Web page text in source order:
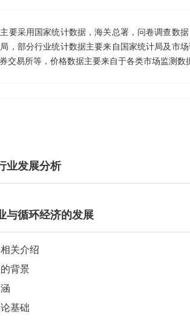
采用国家统计数据，海关总署，问卷调查数据
，部分行业统计数据主要来自国家统计局及市
交易所等，价格数据主要来自于各类市场监测数
业发展分析
与循环经济的发展
关介绍
背景
基础